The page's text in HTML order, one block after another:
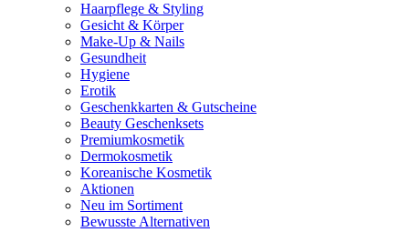
Haarpflege & Styling
Gesicht & Körper
Make-Up & Nails
Gesundheit
Hygiene
Erotik
Geschenkkarten & Gutscheine
Beauty Geschenksets
Premiumkosmetik
Dermokosmetik
Koreanische Kosmetik
Aktionen
Neu im Sortiment
Bewusste Alternativen